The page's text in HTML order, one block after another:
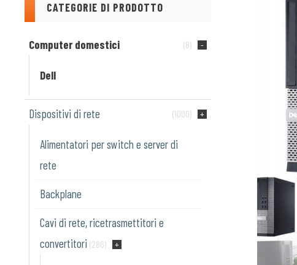
CATEGORIE DI PRODOTTO
Computer domestici (8)
Dell
Dispositivi di rete (1000)
Alimentatori per switch e server di
rete
Backplane
Cavi di rete, ricetrasmettitori e
convertitori (286)